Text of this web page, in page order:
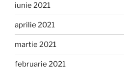
iunie 2021
aprilie 2021
martie 2021
februarie 2021